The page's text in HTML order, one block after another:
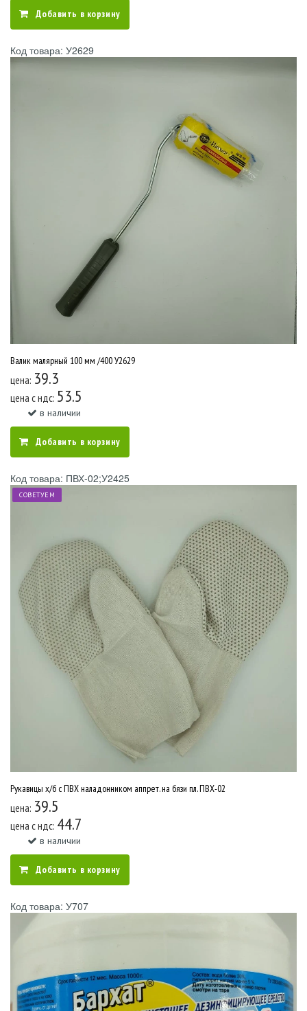
Добавить в корзину
Код товара: У2629
Валик малярный 100 мм /400 У2629
цена: 39.3
цена c ндс: 53.5
в наличии
Добавить в корзину
Код товара: ПВХ-02;У2425
СОВЕТУЕМ
Рукавицы х/б с ПВХ наладонником аппрет. на бязи пл. ПВХ-02
цена: 39.5
цена c ндс: 44.7
в наличии
Добавить в корзину
Код товара: У707